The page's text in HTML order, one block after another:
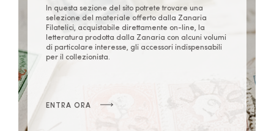
In questa sezione del sito potrete trovare una
selezione del materiale offerto dalla Zanaria
Filatelici, acquistabile direttamente on-line, la
letteratura prodotta dalla Zanaria con alcuni volumi
di particolare interesse, gli accessori indispensabili
per il collezionista.
ENTRA ORA